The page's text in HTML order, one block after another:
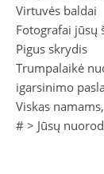
Virtuvės baldai
Fotografai jūsų
Pigus skrydis
Trumpalaikė
igarsinimo
Viskas
# > Jūsų